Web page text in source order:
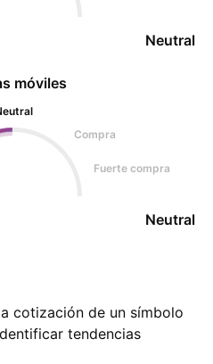
Neutral
móviles
Compra
Fuerte compra
Neutral
cotización de un símbolo
tendencias